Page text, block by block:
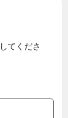
てくださ